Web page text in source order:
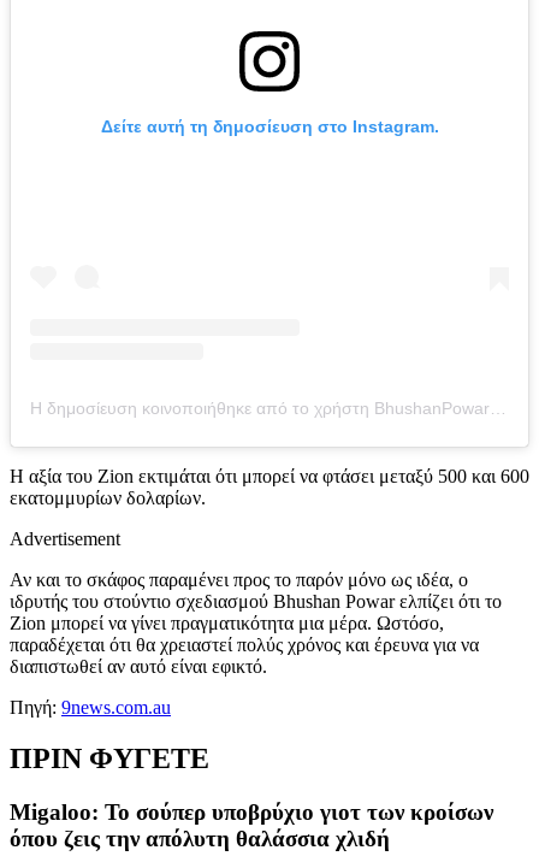
Δείτε αυτή τη δημοσίευση στο Instagram.
Η αξία του Zion εκτιμάται ότι μπορεί να φτάσει μεταξύ 500 και 600
εκατομμυρίων δολαρίων.
Advertisement
Αν και το σκάφος παραμένει προς το παρόν μόνο ως ιδέα, ο
ιδρυτής του στούντιο σχεδιασμού Bhushan Powar ελπίζει ότι το
Zion μπορεί να γίνει πραγματικότητα μια μέρα. Ωστόσο,
παραδέχεται ότι θα χρειαστεί πολύς χρόνος και έρευνα για να
διαπιστωθεί αν αυτό είναι εφικτό.
Πηγή: 9news.com.au
ΠΡΙΝ ΦΥΓΕΤΕ
Migaloo: Το σούπερ υποβρύχιο γιοτ των κροίσων
όπου ζεις την απόλυτη θαλάσσια χλιδή